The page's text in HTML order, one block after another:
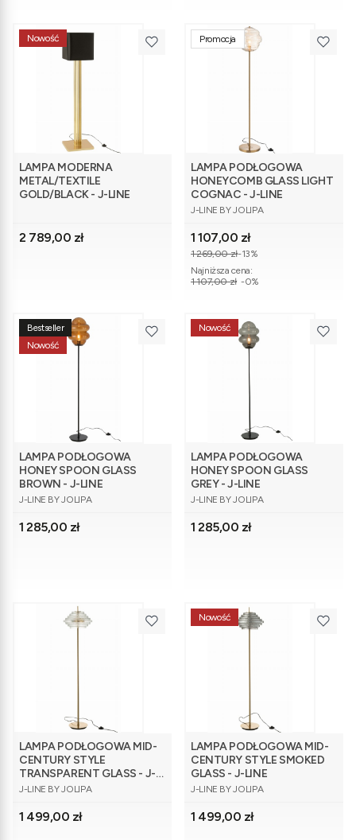
Nowość
LAMPA MODERNA
METAL/TEXTILE
GOLD/BLACK - J-LINE
Cena
2 789,00 zł
Promocja
LAMPA PODŁOGOWA
HONEYCOMB GLASS LIGHT
COGNAC - J-LINE
PRODUCENT
J-LINE BY JOLIPA
Cena promocyjna
1 107,00 zł
1 269,00 zł-13%
Najniższa cena:
1 107,00 zł -0%
Bestseller
Nowość
LAMPA PODŁOGOWA
HONEY SPOON GLASS
BROWN - J-LINE
PRODUCENT
J-LINE BY JOLIPA
Cena
1 285,00 zł
Nowość
LAMPA PODŁOGOWA
HONEY SPOON GLASS
GREY - J-LINE
PRODUCENT
J-LINE BY JOLIPA
Cena
1 285,00 zł
LAMPA PODŁOGOWA MID-
CENTURY STYLE
TRANSPARENT GLASS - J-
LINE
PRODUCENT
J-LINE BY JOLIPA
Cena
1 499,00 zł
Nowość
LAMPA PODŁOGOWA MID-
CENTURY STYLE SMOKED
GLASS - J-LINE
PRODUCENT
J-LINE BY JOLIPA
Cena
1 499,00 zł